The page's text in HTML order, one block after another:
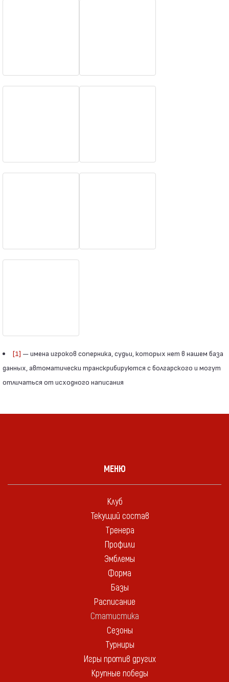
[1] — имена игроков соперника, судьи, которых нет в нашем база
данных, автоматически транскрибируются с болгарского и могут
отличаться от исходного написания
МЕНЮ
Клуб
Текущий состав
Тренера
Профили
Эмблемы
Форма
Базы
Расписание
Статистика
Сезоны
Турниры
Игры против других
Крупные победы